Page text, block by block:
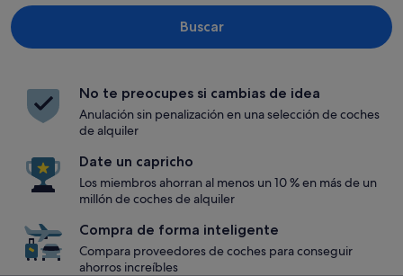
Buscar
No te preocupes si cambias de idea
Anulación sin penalización en una selección de coches
de alquiler
Date un capricho
Los miembros ahorran al menos un 10 % en más de un
millón de coches de alquiler
Compra de forma inteligente
Compara proveedores de coches para conseguir
ahorros increíbles